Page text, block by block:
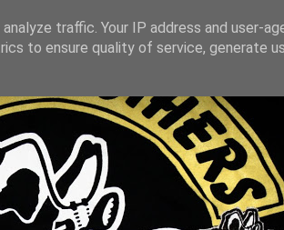
traffic. Your IP address and user-
to ensure quality of service, generate